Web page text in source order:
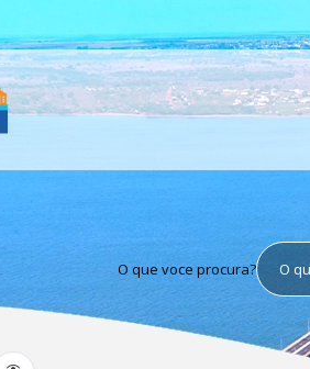
O que voce procura?